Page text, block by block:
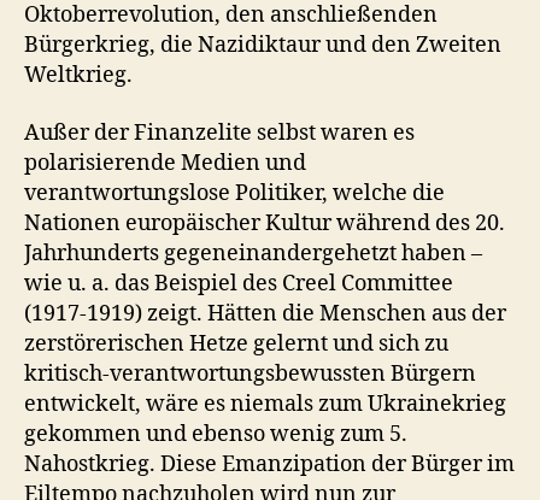
Oktoberrevolution, den anschließenden
Bürgerkrieg, die Nazidiktaur und den Zweiten
Weltkrieg.
Außer der Finanzelite selbst waren es
polarisierende Medien und
verantwortungslose Politiker, welche die
Nationen europäischer Kultur während des 20.
Jahrhunderts gegeneinandergehetzt haben –
wie u. a. das Beispiel des Creel Committee
(1917-1919) zeigt. Hätten die Menschen aus der
zerstörerischen Hetze gelernt und sich zu
kritisch-verantwortungsbewussten Bürgern
entwickelt, wäre es niemals zum Ukrainekrieg
gekommen und ebenso wenig zum 5.
Nahostkrieg. Diese Emanzipation der Bürger im
Eiltempo nachzuholen wird nun zur